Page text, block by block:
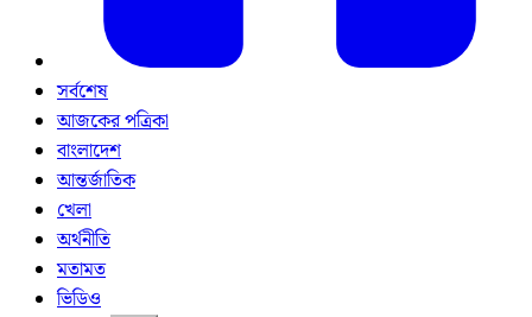
সর্বশেষ
আজকের পত্রিকা
বাংলাদেশ
আন্তর্জাতিক
খেলা
অর্থনীতি
মতামত
ভিডিও